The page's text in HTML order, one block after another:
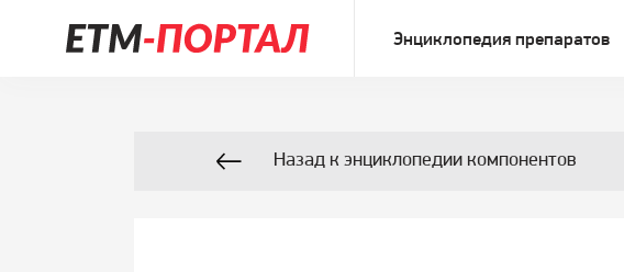
Энциклопедия препаратов
Назад к энциклопедии компонентов